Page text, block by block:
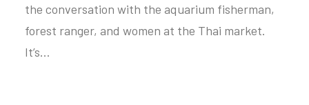
the conversation with the aquarium fisherman,
forest ranger, and women at the Thai market.
It’s…